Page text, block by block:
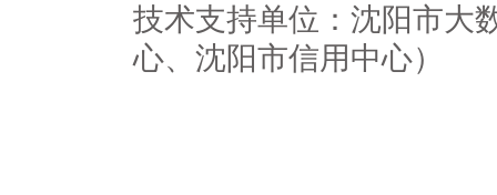
技术支持单位：沈阳市大
心、沈阳市信用中心）